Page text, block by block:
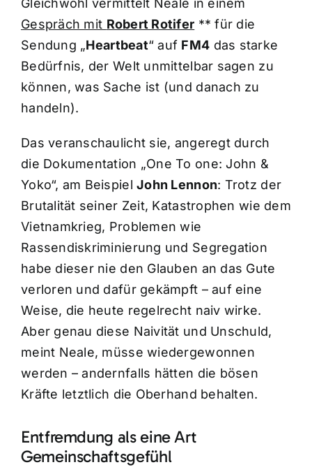
Gleichwohl vermittelt Neale in einem
Gespräch mit Robert Rotifer ** für die
Sendung „Heartbeat“ auf FM4 das starke
Bedürfnis, der Welt unmittelbar sagen zu
können, was Sache ist (und danach zu
handeln).
Das veranschaulicht sie, angeregt durch
die Dokumentation „One To one: John &
Yoko“, am BeispielJohn Lennon: Trotz der
Brutalität seiner Zeit, Katastrophen wie dem
Vietnamkrieg, Problemen wie
Rassendiskriminierung und Segregation
habe dieser nie den Glauben an das Gute
verloren und dafür gekämpft – auf eine
Weise, die heute regelrecht naiv wirke.
Aber genau diese Naivität und Unschuld,
meint Neale, müsse wiedergewonnen
werden – andernfalls hätten die bösen
Kräfte letztlich die Oberhand behalten.
Entfremdung als eine Art
Gemeinschaftsgefühl